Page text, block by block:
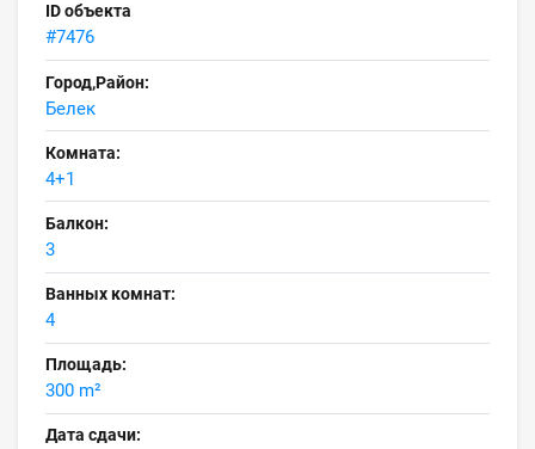
ID объекта
#7476
Город,Район:
Белек
Комната:
4+1
Балкон:
3
Ванных комнат:
4
Площадь:
300 m²
Дата сдачи: